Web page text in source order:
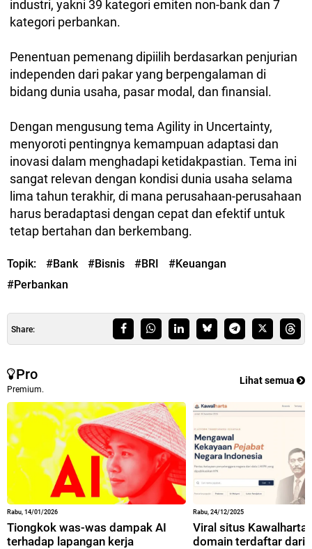
industri, yakni 39 kategori emiten non-bank dan 7
kategori perbankan.
Penentuan pemenang dipiilih berdasarkan penjurian
independen dari pakar yang berpengalaman di
bidang dunia usaha, pasar modal, dan finansial.
Dengan mengusung tema Agility in Uncertainty,
menyoroti pentingnya kemampuan adaptasi dan
inovasi dalam menghadapi ketidakpastian. Tema ini
sangat relevan dengan kondisi dunia usaha selama
lima tahun terakhir, di mana perusahaan-perusahaan
harus beradaptasi dengan cepat dan efektif untuk
tetap bertahan dan berkembang.
Topik: #Bank #Bisnis #BRI
#Keuangan
#Perbankan
Share:
Pro
Premium.
Lihat semua
Rabu, 14/01/2026
Tiongkok was-was dampak AI
terhadap lapangan kerja
Rabu, 24/12/2025
Viral situs
domain terdaftar dari